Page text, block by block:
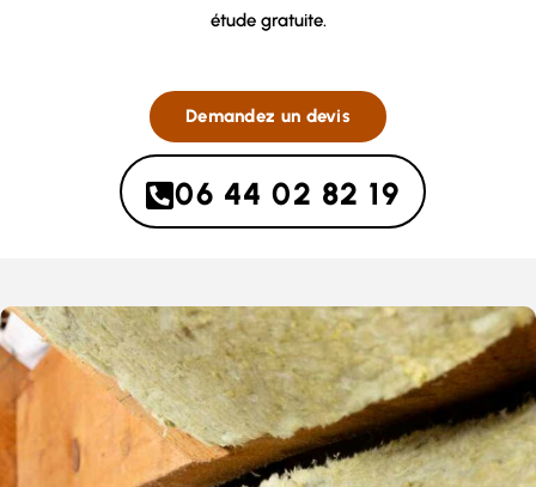
étude gratuite.
Demandez un devis
06 44 02 82 19